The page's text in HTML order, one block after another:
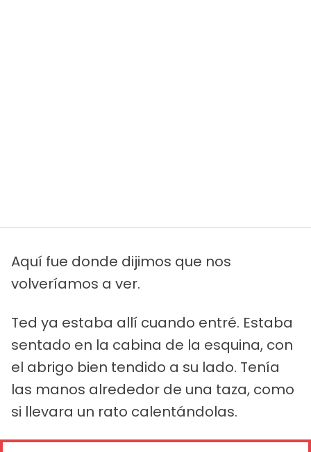
Aquí fue donde dijimos que nos
volveríamos a ver.
Ted ya estaba allí cuando entré. Estaba
sentado en la cabina de la esquina, con
el abrigo bien tendido a su lado. Tenía
las manos alrededor de una taza, como
si llevara un rato calentándolas.